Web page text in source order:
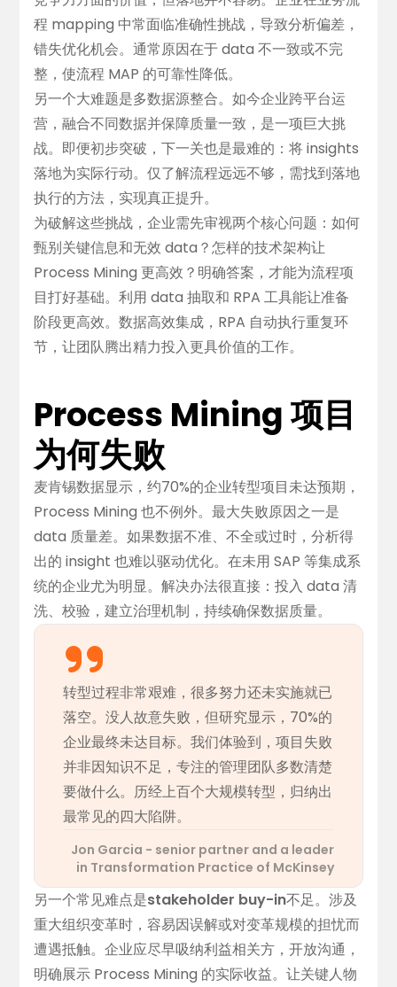
程 mapping 中常面临准确性挑战，导致分析偏差，
错失优化机会。通常原因在于 data 不一致或不完
整，使流程 MAP 的可靠性降低。
另一个大难题是多数据源整合。如今企业跨平台运
营，融合不同数据并保障质量一致，是一项巨大挑
战。即便初步突破，下一关也是最难的：将 insights
落地为实际行动。仅了解流程远远不够，需找到落地
执行的方法，实现真正提升。
为破解这些挑战，企业需先审视两个核心问题：如何
甄别关键信息和无效 data？怎样的技术架构让
Process Mining 更高效？明确答案，才能为流程项
目打好基础。利用 data 抽取和 RPA 工具能让准备
阶段更高效。数据高效集成，RPA 自动执行重复环
节，让团队腾出精力投入更具价值的工作。
Process Mining 项目
为何失败
麦肯锡数据显示，约70%的企业转型项目未达预期，
Process Mining 也不例外。最大失败原因之一是
data 质量差。如果数据不准、不全或过时，分析得
出的 insight 也难以驱动优化。在未用 SAP 等集成系
统的企业尤为明显。解决办法很直接：投入 data 清
洗、校验，建立治理机制，持续确保数据质量。
转型过程非常艰难，很多努力还未实施就已
落空。没人故意失败，但研究显示，70%的
企业最终未达目标。我们体验到，项目失败
并非因知识不足，专注的管理团队多数清楚
要做什么。历经上百个大规模转型，归纳出
最常见的四大陷阱。
Jon Garcia - senior partner and a leader
in Transformation Practice of McKinsey
另一个常见难点是stakeholder buy-in不足。涉及
重大组织变革时，容易因误解或对变革规模的担忧而
遭遇抵触。企业应尽早吸纳利益相关方，开放沟通，
明确展示 Process Mining 的实际收益。让关键人物